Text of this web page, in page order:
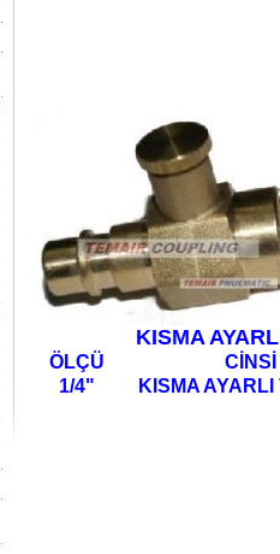
KISMA AYARLI
ÖLÇÜ CİNSİ
1/4" KISMA